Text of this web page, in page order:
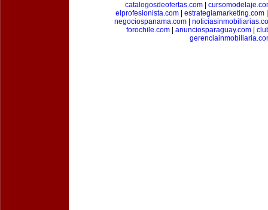
catalogosdeofertas.com|
elprofesionista.com
estrategiamarketing.com
negociospanama.com
forochile.com| anunciosparaguay.com|